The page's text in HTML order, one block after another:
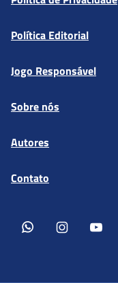
Política Editorial
Jogo Responsável
Sobre nós
Autores
Contato